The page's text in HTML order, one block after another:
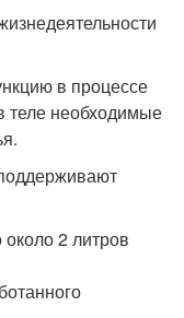
в процессе
теле необходимые
2 литров